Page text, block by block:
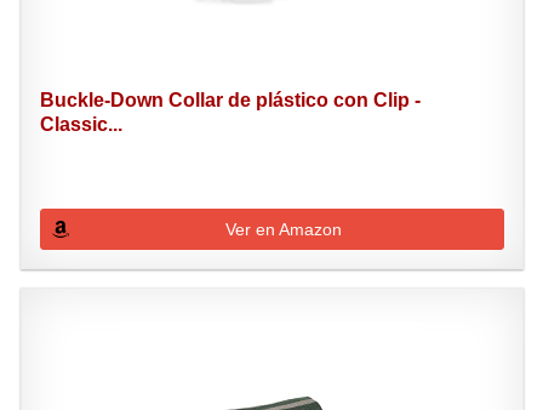
Buckle-Down Collar de plástico con Clip -
Classic...
Ver en Amazon